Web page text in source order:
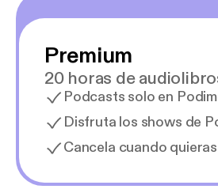
Premium
20 horas de
Podcasts solo en
Disfruta los shows de
Cancela cuando quieras